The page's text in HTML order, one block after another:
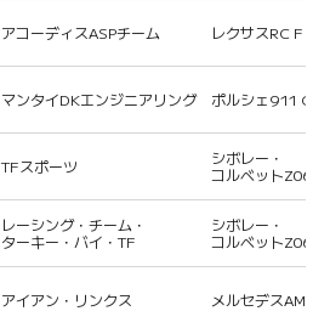
アコーディスASPチーム レクサスRC F
マンタイDKエンジニアリング ポルシェ911
TFスポーツ
シボレー・
コルベットZ06
レーシング・チーム・
ターキー・バイ・TF
シボレー・
コルベットZ06
アイアン・リンクス メルセデスAMG